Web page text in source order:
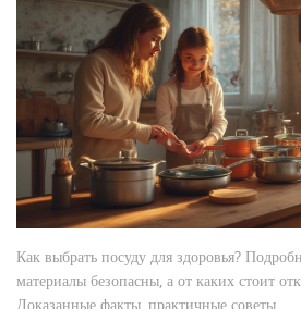
Как выбрать посуду для здоровья?
материалы безопасны, а от каких стоит
Доказанные факты, практичные советы.